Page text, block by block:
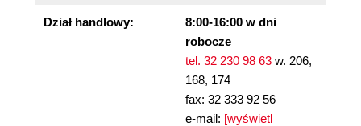
Dział handlowy:
8:00-16:00 w dni
robocze
tel. 32 230 98 63 w. 206,
168, 174
fax: 32 333 92 56
e-mail: [wyświetl